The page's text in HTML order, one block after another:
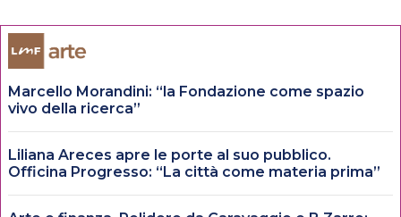
Marcello Morandini: “la Fondazione come spazio
vivo della ricerca”
Liliana Areces apre le porte al suo pubblico.
Officina Progresso: “La città come materia prima”